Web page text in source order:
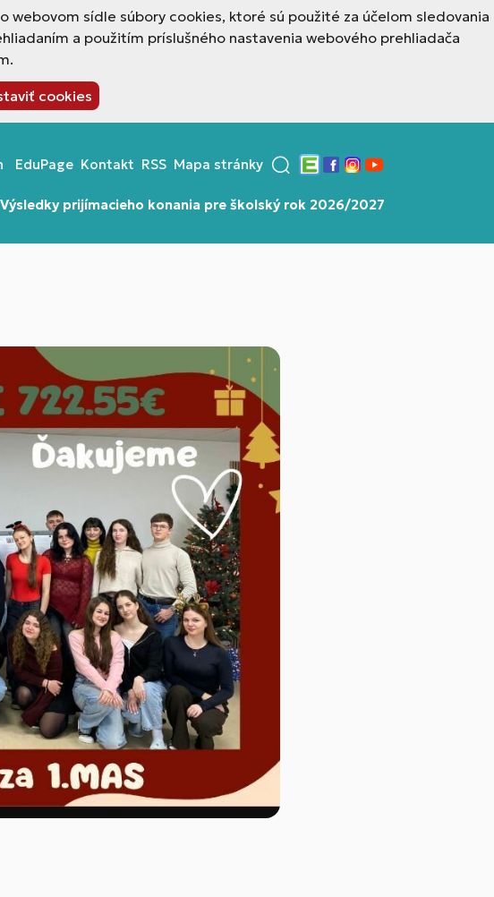
webovom sídle súbory cookies, ktoré sú použité za účelom sledovania
a použitím príslušného nastavenia webového prehliadača
cookies
EduPage Kontakt RSS Mapa stránky
Edupage
Facebook
Instagram
YouTube
Výsledky prijímacieho konania pre školský rok 2026/2027